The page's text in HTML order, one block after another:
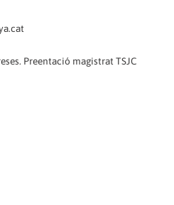
Preentació magistrat TSJC